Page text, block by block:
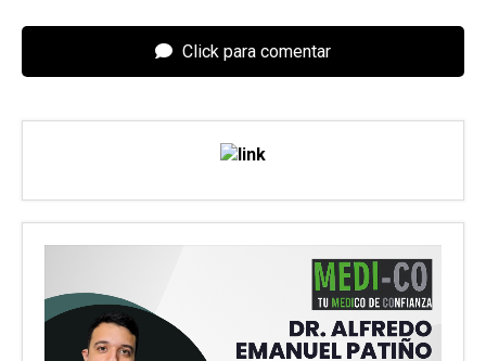
Click para comentar